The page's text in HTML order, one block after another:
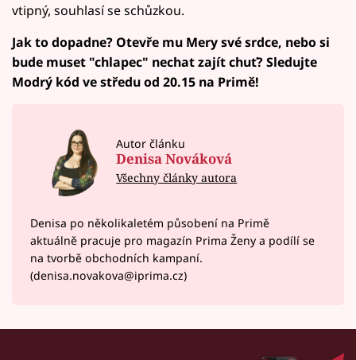
vtipný, souhlasí se schůzkou.
Jak to dopadne? Otevře mu Mery své srdce, nebo si
bude muset "chlapec" nechat zajít chuť? Sledujte
Modrý kód ve středu od 20.15 na Primě!
Autor článku
Denisa Nováková
Všechny články autora
Denisa po několikaletém působení na Primě
aktuálně pracuje pro magazín Prima Ženy a podílí se
na tvorbě obchodních kampaní.
(denisa.novakova@iprima.cz)